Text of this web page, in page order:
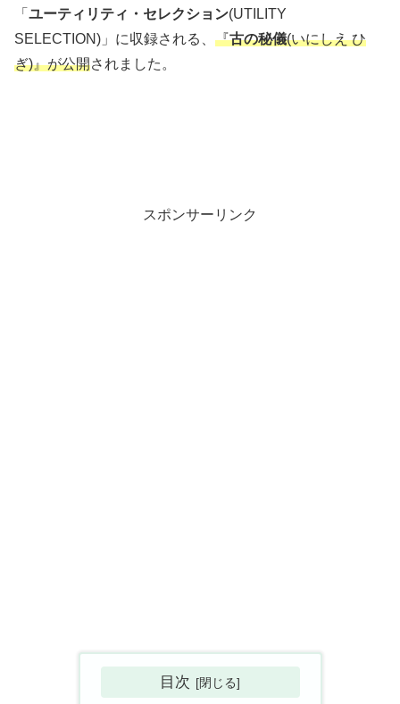
「 ユーティリティ・セレクション(UTILITY
SELECTION)」に収録される、 『古の秘儀(いにしえ ひ
ぎ)』が公開されました。
スポンサーリンク
目次